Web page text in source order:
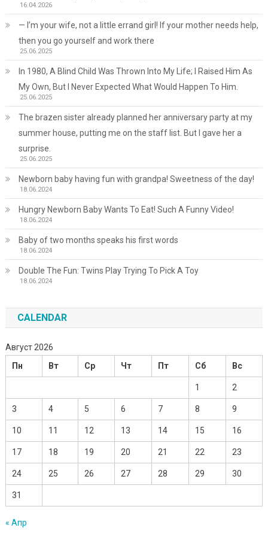
16.04.2026
— I’m your wife, not a little errand girl! If your mother needs help,
then you go yourself and work there
25.06.2025
In 1980, A Blind Child Was Thrown Into My Life; I Raised Him As
My Own, But I Never Expected What Would Happen To Him.
25.06.2025
The brazen sister already planned her anniversary party at my
summer house, putting me on the staff list. But I gave her a
surprise.
25.06.2025
Newborn baby having fun with grandpa! Sweetness of the day!
18.06.2024
Hungry Newborn Baby Wants To Eat! Such A Funny Video!
18.06.2024
Baby of two months speaks his first words
18.06.2024
Double The Fun: Twins Play Trying To Pick A Toy
18.06.2024
CALENDAR
Август 2026
Пн
Вт Ср Чт Пт Сб Вс
1 2
3 4 5 6 7 8 9
10 11 12 13 14 15 16
17 18 19 20 21 22 23
24 25 26 27 28 29 30
31
« Апр